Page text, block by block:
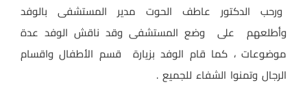
ورحب الدكتور عاطف الحوت مدير المستشفى بالوفد
وأطلعهم على وضع المستشفى وقد ناقش الوفد عدة
موضوعات ، كما قام الوفد بزيارة قسم الأطفال واقسام
الرجال وتمنوا الشفاء للجميع .